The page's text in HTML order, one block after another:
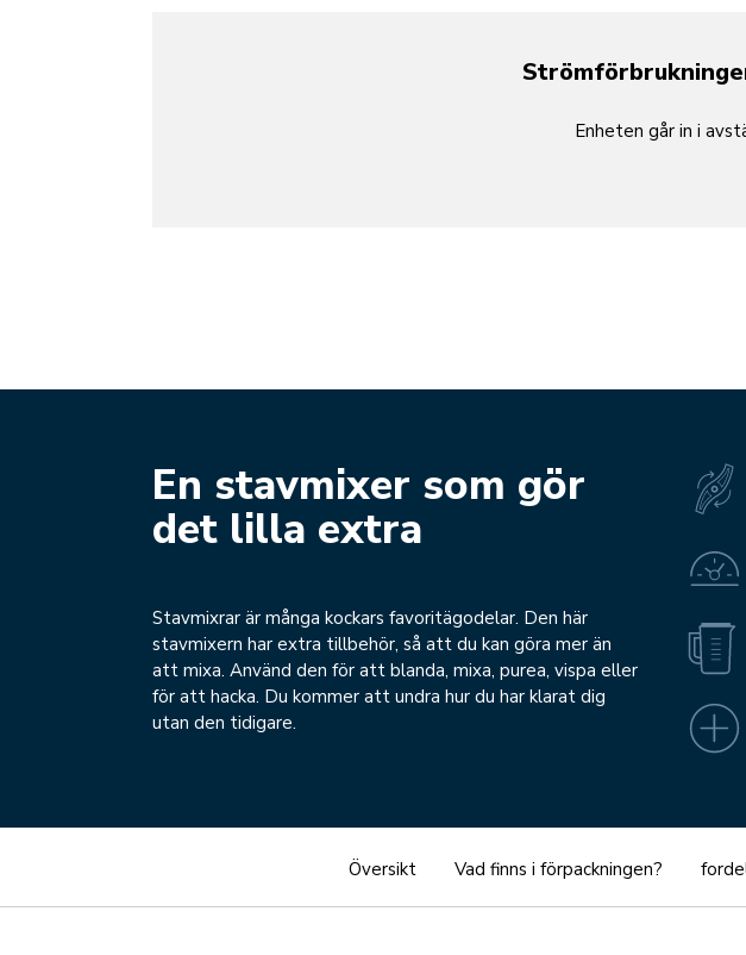
Enheten går in i
En stavmixer som gör
det lilla extra
Stavmixrar är många kockars favoritägodelar. Den här
stavmixern har extra tillbehör, så att du kan göra mer än
att mixa. Använd den för att blanda, mixa, purea, vispa eller
för att hacka. Du kommer att undra hur du har klarat dig
utan den tidigare.
Översikt Vad finns i förpackningen?